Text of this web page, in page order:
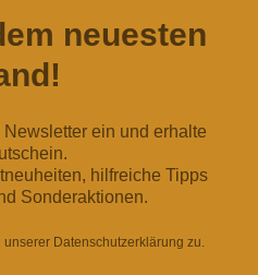
neuesten
ein und erhalte
hilfreiche Tipps
Sonderaktionen.
unserer Datenschutzerklärung zu.